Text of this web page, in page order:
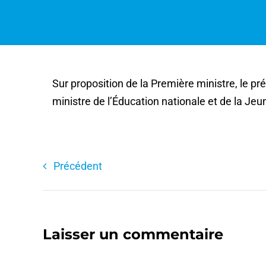
Sur proposition de la Première ministre, le
ministre de l’Éducation nationale et de la
Précédent
Laisser un commentaire